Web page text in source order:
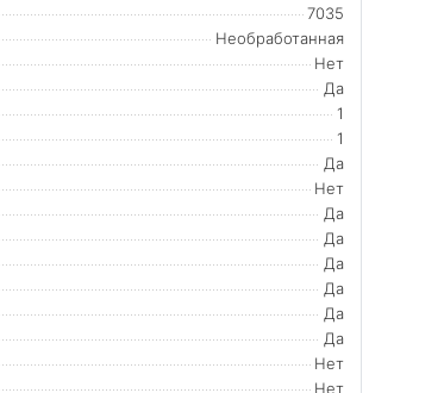
7035
Необработанная
Нет
Да
1
1
Да
Нет
Да
Да
Да
Да
Да
Да
Нет
Нет